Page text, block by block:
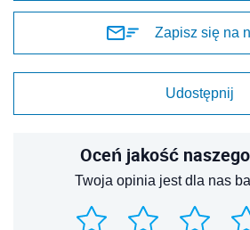
Zapisz się na
Udostępnij
Oceń jakość
Twoja opinia jest dla nas